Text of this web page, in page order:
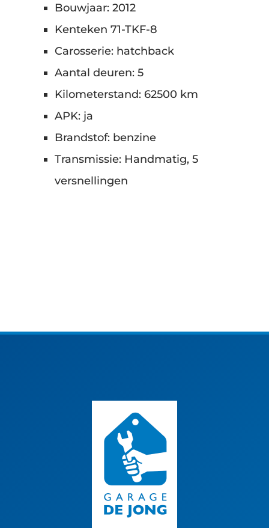
Bouwjaar: 2012
Kenteken 71-TKF-8
Carosserie: hatchback
Aantal deuren: 5
Kilometerstand: 62500 km
APK: ja
Brandstof: benzine
Transmissie: Handmatig, 5
versnellingen